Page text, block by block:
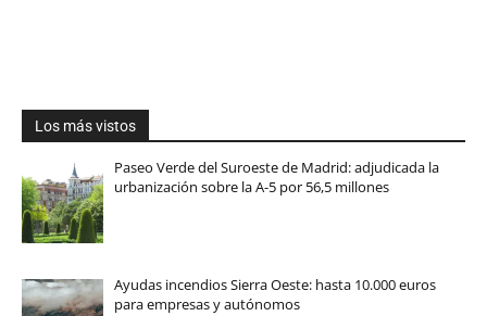
Los más vistos
Paseo Verde del Suroeste de Madrid: adjudicada la
urbanización sobre la A-5 por 56,5 millones
Ayudas incendios Sierra Oeste: hasta 10.000 euros
para empresas y autónomos